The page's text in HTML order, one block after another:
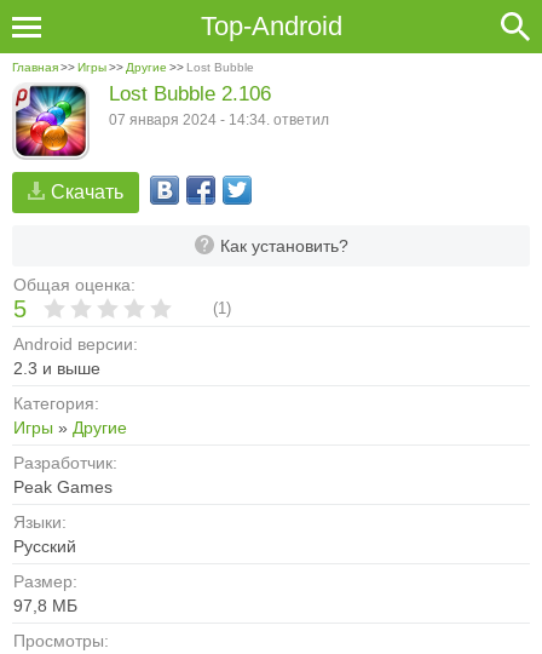
Top-Android
Главная>>Игры>> Другие >> Lost Bubble
Скачать
Как установить?
Общая оценка:
5 (1)
Android версии:
2.3 и выше
Категория:
Игры » Другие
Разработчик:
Peak Games
Языки:
Русский
Размер:
97,8 МБ
Просмотры:
Lost Bubble 2.106
07 января 2024 - 14:34. ответил